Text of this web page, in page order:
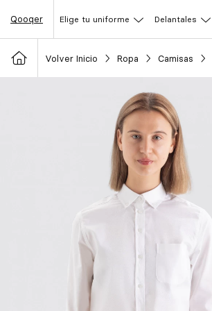
Qooqer Elige tu uniforme Delantales
Volver Inicio Ropa Camisas